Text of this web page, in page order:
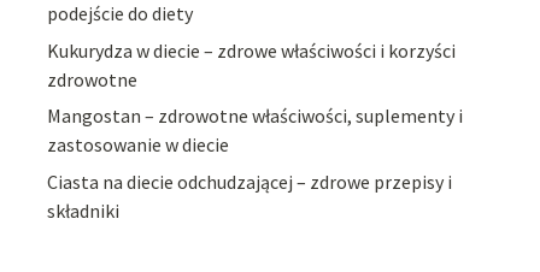
podejście do diety
Kukurydza w diecie – zdrowe właściwości i korzyści
zdrowotne
Mangostan – zdrowotne właściwości, suplementy i
zastosowanie w diecie
Ciasta na diecie odchudzającej – zdrowe przepisy i
składniki